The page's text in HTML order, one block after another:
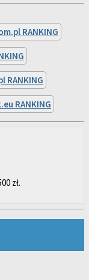
RANKING
RANKING
zł.